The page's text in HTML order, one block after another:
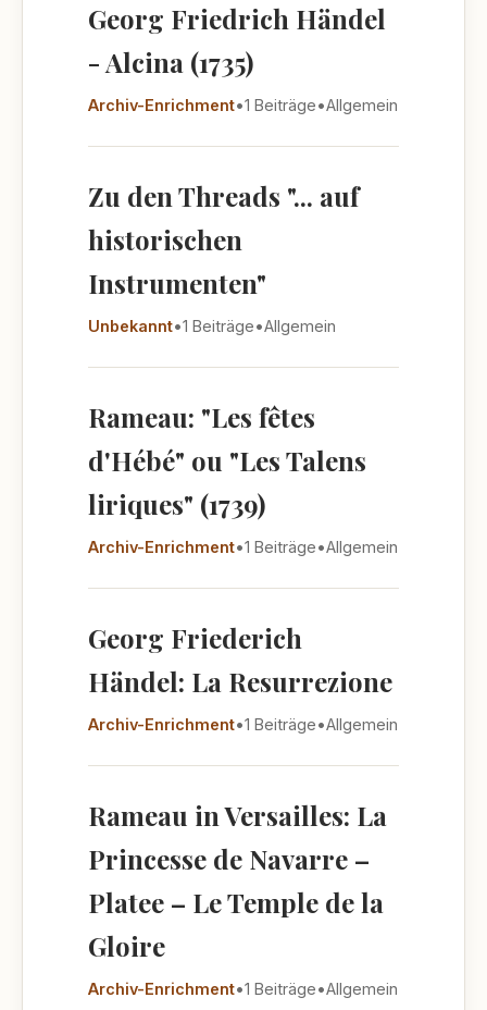
Georg Friedrich Händel
- Alcina (1735)
Archiv-Enrichment•1 Beiträge•Allgemein
Zu den Threads "... auf
historischen
Instrumenten"
Unbekannt•1 Beiträge•Allgemein
Rameau: "Les fêtes
d'Hébé" ou "Les Talens
liriques" (1739)
Archiv-Enrichment•1 Beiträge•Allgemein
Georg Friederich
Händel: La Resurrezione
Archiv-Enrichment•1 Beiträge•Allgemein
Rameau in Versailles: La
Princesse de Navarre –
Platee – Le Temple de la
Gloire
Archiv-Enrichment•1 Beiträge•Allgemein